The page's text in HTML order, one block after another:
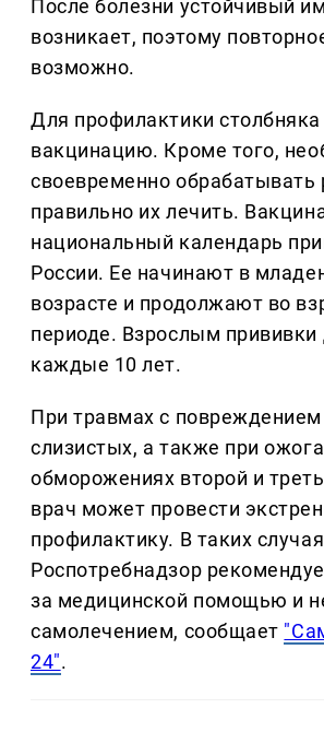
После болезни устойчивый
возникает, поэтому
возможно.
Для профилактики
вакцинацию. Кроме того,
своевременно обрабатывать
правильно их лечить.
национальный календарь
России. Ее начинают в
возрасте и продолжают во
периоде. Взрослым
каждые 10 лет.
При травмах с
слизистых, а также при
обморожениях второй и
врач может провести
профилактику. В таких
Роспотребнадзор
за медицинской помощью и
самолечением, сообщает
24".